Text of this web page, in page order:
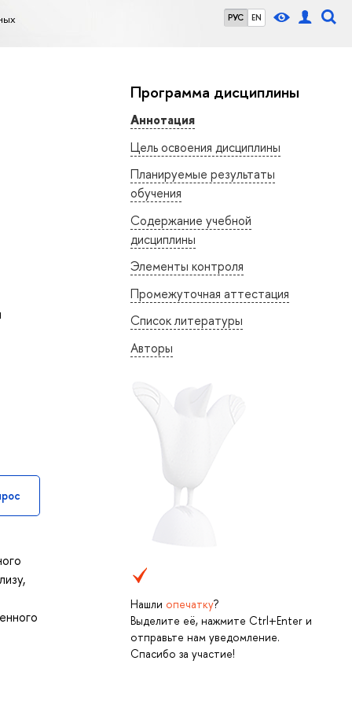
РУС EN
Программа дисциплины
Аннотация
Цель освоения дисциплины
Планируемые результаты
обучения
Содержание учебной
дисциплины
Элементы контроля
Промежуточная аттестация
Список литературы
Авторы
Нашли опечатку?
Выделите её, нажмите Ctrl+Enter и
отправьте нам уведомление.
Спасибо за участие!